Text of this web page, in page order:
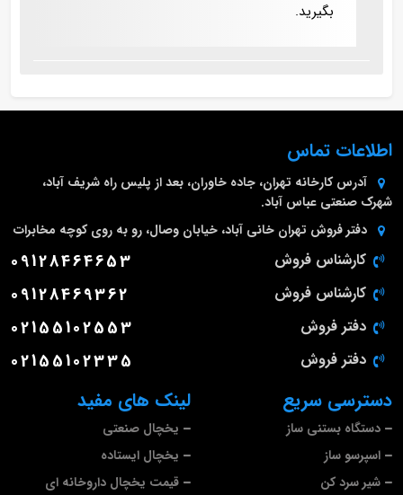
بگیرید.
لینک های مفید
یخچال صنعتی
یخچال ایستاده
قیمت یخچال داروخانه ای
دسترسی سریع
دستگاه بستنی ساز
اسپرسو ساز
شیر سرد کن
اطلاعات تماس
آدرس کارخانه تهران، جاده خاوران، بعد از پلیس راه شریف آباد،
شهرک صنعتی عباس آباد.
دفتر فروش تهران خانی آباد، خیابان وصال، رو به روی کوچه مخابرات
کارشناس فروش 09128464653
کارشناس فروش 09128469362
دفتر فروش 02155102553
دفتر فروش 02155102335